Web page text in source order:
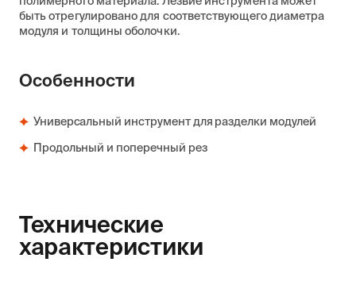
быть отрегулировано для соответствующего диаметра
модуля и толщины оболочки.
Особенности
Универсальный инструмент для разделки модулей
Продольный и поперечный рез
Технические
характеристики